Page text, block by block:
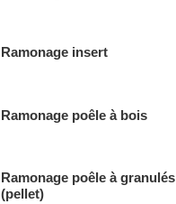
Ramonage insert
Ramonage poêle à bois
Ramonage poêle à granulés
(pellet)